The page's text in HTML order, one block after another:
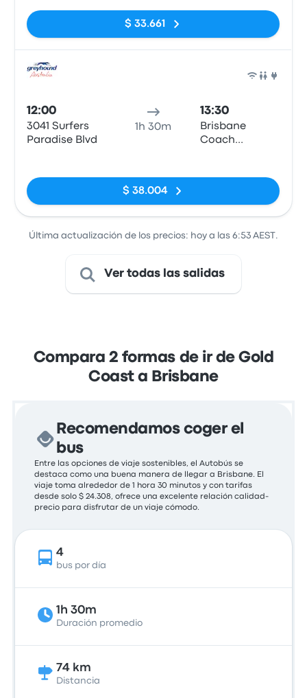
$ 33.661
12:00
3041 Surfers
Paradise Blvd
1h 30m
13:30
Brisbane
Coach
$ 38.004
Última actualización de los precios: hoy a las 6:53 AEST.
Ver todas las salidas
Compara 2 formas de ir de Gold
Coast a Brisbane
Recomendamos coger el
bus
Entre las opciones de viaje sostenibles, el Autobús se
destaca como una buena manera de llegar a Brisbane. El
viaje toma alrededor de 1 hora 30 minutos y con tarifas
desde solo $ 24.308, ofrece una excelente relación calidad-
precio para disfrutar de un viaje cómodo.
4
bus por día
1h 30m
Duración promedio
74 km
Distancia